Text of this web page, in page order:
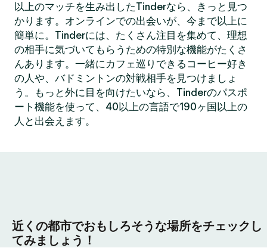
以上のマッチを生み出したTinderなら、きっと見つ
かります。オンラインでの出会いが、今まで以上に
簡単に。Tinderには、たくさん注目を集めて、理想
の相手に気づいてもらうための特別な機能がたくさ
んあります。一緒にカフェ巡りできるコーヒー好き
の人や、バドミントンの対戦相手を見つけましょ
う。もっと外に目を向けたいなら、Tinderのパスポ
ート機能を使って、40以上の言語で190ヶ国以上の
人と出会えます。
近くの都市でおもしろそうな場所をチェックし
てみましょう！